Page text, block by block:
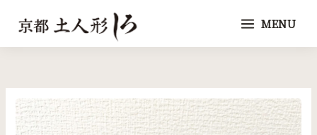
を
キ
MENU